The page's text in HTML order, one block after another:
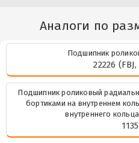
Аналоги по
Подшипник
22226
Подшипник роликовый
бортиками на внутреннем
внутреннего